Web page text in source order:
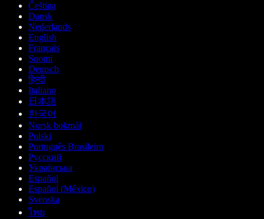
Čeština
Dansk
Nederlands
English
Français
Suomi
Deutsch
हिन्दी
Italiano
日本語
한국어
Norsk bokmål
Polski
Português Brasileiro
Русский
Українська
Español
Español (México)
Svenska
ไทย